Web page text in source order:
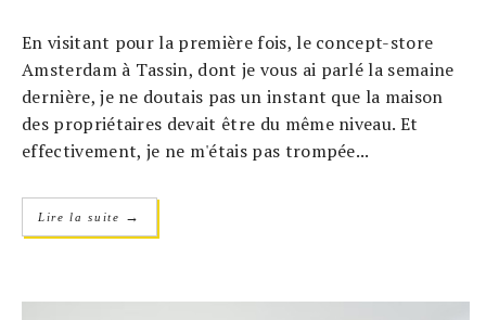
En visitant pour la première fois, le concept-store
Amsterdam à Tassin, dont je vous ai parlé la semaine
dernière, je ne doutais pas un instant que la maison
des propriétaires devait être du même niveau. Et
effectivement, je ne m'étais pas trompée...
Lire la suite →